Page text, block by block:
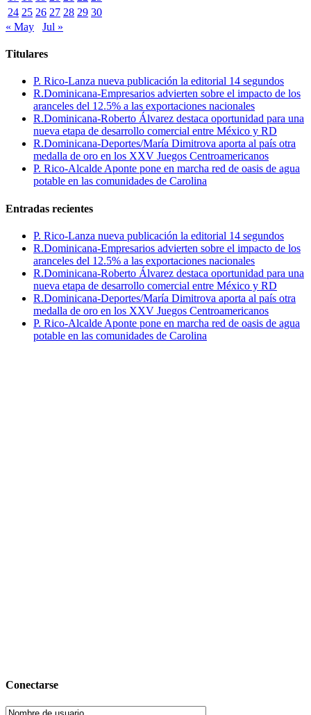
24 25 26 27 28 29 30
« May
Jul »
Titulares
P. Rico-Lanza nueva publicación la editorial 14 segundos
R.Dominicana-Empresarios advierten sobre el impacto de los
aranceles del 12.5% a las exportaciones nacionales
R.Dominicana-Roberto Álvarez destaca oportunidad para una
nueva etapa de desarrollo comercial entre México y RD
R.Dominicana-Deportes/María Dimitrova aporta al país otra
medalla de oro en los XXV Juegos Centroamericanos
P. Rico-Alcalde Aponte pone en marcha red de oasis de agua
potable en las comunidades de Carolina
Entradas recientes
P. Rico-Lanza nueva publicación la editorial 14 segundos
R.Dominicana-Empresarios advierten sobre el impacto de los
aranceles del 12.5% a las exportaciones nacionales
R.Dominicana-Roberto Álvarez destaca oportunidad para una
nueva etapa de desarrollo comercial entre México y RD
R.Dominicana-Deportes/María Dimitrova aporta al país otra
medalla de oro en los XXV Juegos Centroamericanos
P. Rico-Alcalde Aponte pone en marcha red de oasis de agua
potable en las comunidades de Carolina
Conectarse